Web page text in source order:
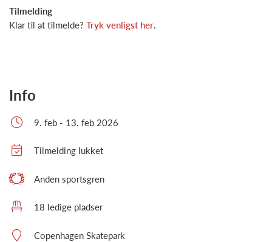
Tilmelding
Klar til at tilmelde? Tryk venligst her.
Info
9. feb - 13. feb 2026
Tilmelding lukket
Anden sportsgren
18 ledige pladser
Copenhagen Skatepark